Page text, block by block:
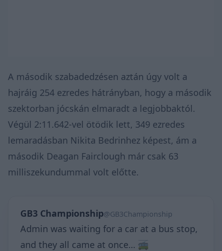
A második szabadedzésen aztán úgy volt a
hajráig 254 ezredes hátrányban, hogy a második
szektorban jócskán elmaradt a legjobbaktól.
Végül 2:11.642-vel ötödik lett, 349 ezredes
lemaradásban Nikita Bedrinhez képest, ám a
második Deagan Fairclough már csak 63
milliszekundummal volt előtte.
GB3 Championship@GB3Championship
Admin was waiting for a car at a bus stop,
and they all came at once… 🚎